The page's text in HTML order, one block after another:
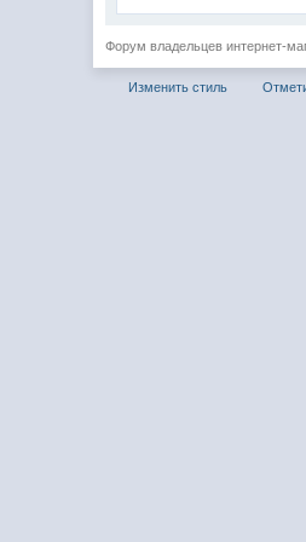
Форум владельцев интернет-
Изменить стиль